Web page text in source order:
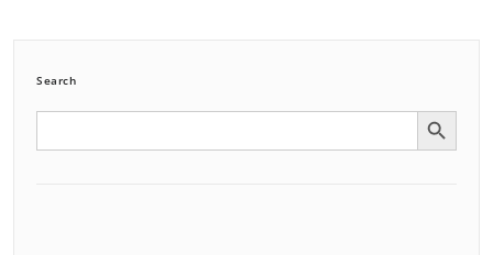
Search
Search Search Button